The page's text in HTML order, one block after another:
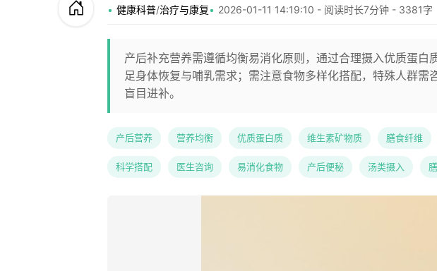
健康科普/治疗与康复 2026-01-11 14:19:10 - 阅读时长7分钟 - 3381字
产后补充营养需遵循均衡易消化原则，通过合理摄入优质蛋
足身体恢复与哺乳需求；需注意食物多样化搭配，特殊人群
盲目进补。
产后营养 营养均衡 优质蛋白质 维生素矿物质 膳食纤维
科学搭配 医生咨询 易消化食物 产后便秘 汤类摄入